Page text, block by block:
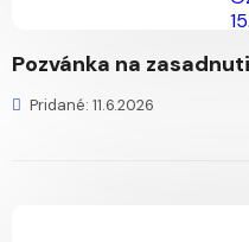
Pozvánka na
Pridané: 11.6.2026